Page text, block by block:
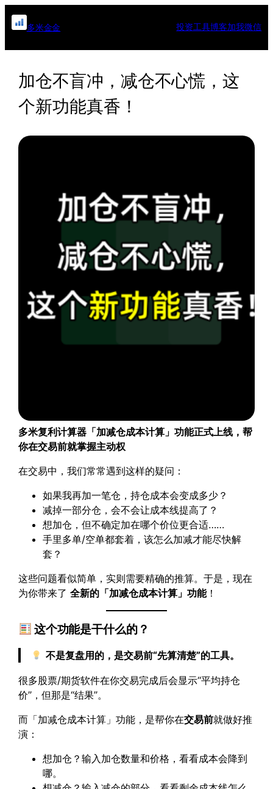
跳
至
多米金金 投资工具博客加我微信
加仓不盲冲，减仓不心慌，这
个新功能真香！
多米复利计算器「加减仓成本计算」功能正式上线，帮
你在交易前就掌握主动权
在交易中，我们常常遇到这样的疑问：
如果我再加一笔仓，持仓成本会变成多少？
减掉一部分仓，会不会让成本线提高了？
想加仓，但不确定加在哪个价位更合适……
手里多单/空单都套着，该怎么加减才能尽快解
套？
这些问题看似简单，实则需要精确的推算。于是，现在
为你带来了全新的「加减仓成本计算」功能！
这个功能是干什么的？
不是复盘用的，是交易前“先算清楚”的工具。
很多股票/期货软件在你交易完成后会显示“平均持仓
价”，但那是“结果”。
而「加减仓成本计算」功能，是帮你在交易前就做好推
演：
想加仓？输入加仓数量和价格，看看成本会降到
哪。